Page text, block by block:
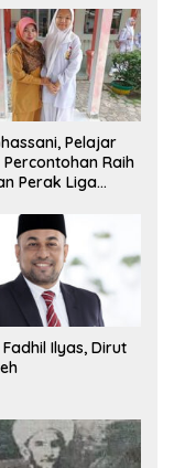
Pelajar
Percontohan Raih
Perak Liga
Ilyas, Dirut